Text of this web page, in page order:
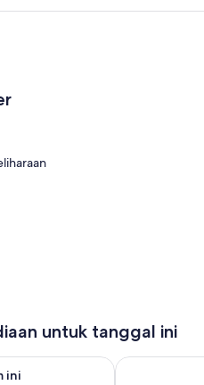
untuk tanggal ini
ini
malam ini Agu 7 - Agu 8
Periksa